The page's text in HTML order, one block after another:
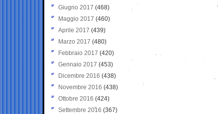
Giugno 2017 (468)
Maggio 2017 (460)
Aprile 2017 (439)
Marzo 2017 (480)
Febbraio 2017 (420)
Gennaio 2017 (453)
Dicembre 2016 (438)
Novembre 2016 (438)
Ottobre 2016 (424)
Settembre 2016 (367)